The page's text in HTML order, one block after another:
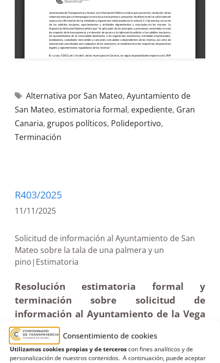
Consentimiento de cookies
Utilizamos cookies propias y de terceroscon fines analíticos y de
personalización de nuestros contenidos. A continuación, puede aceptar
Alternativa por San Mateo, Ayuntamiento de
San Mateo, estimatoria formal, expediente, Gran
Canaria, grupos políticos, Polideportivo,
Terminación
R403/2025
11/11/2025
Solicitud de información al Ayuntamiento de San
Mateo sobre la tala de una palmera y un
pino|Estimatoria
Resolución estimatoria formal y
terminación sobre solicitud de
información al Ayuntamiento de la Vega
de San Mateo relativa a la tala de la
palmera y el pino situado en la
Asociación de Minibólidos Tinamar (23-